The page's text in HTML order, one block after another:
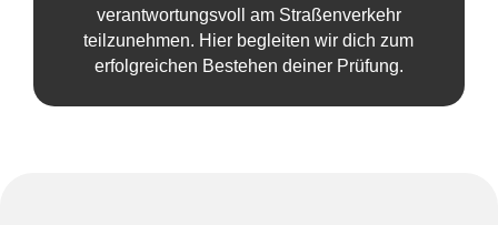
verantwortungsvoll am Straßenverkehr
teilzunehmen. Hier begleiten wir dich zum
erfolgreichen Bestehen deiner Prüfung.